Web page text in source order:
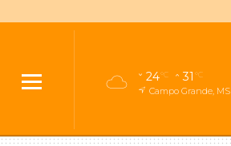
24°C 31 °C
Campo Grande, MS